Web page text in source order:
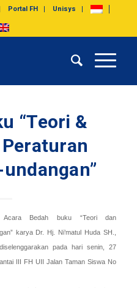
Portal FH Unisys
“Teori &
Acara Bedah buku “Teori dan
karya Dr. Hj. Ni’matul Huda SH.,
pada hari senin, 27
III FH UII Jalan Taman Siswa No